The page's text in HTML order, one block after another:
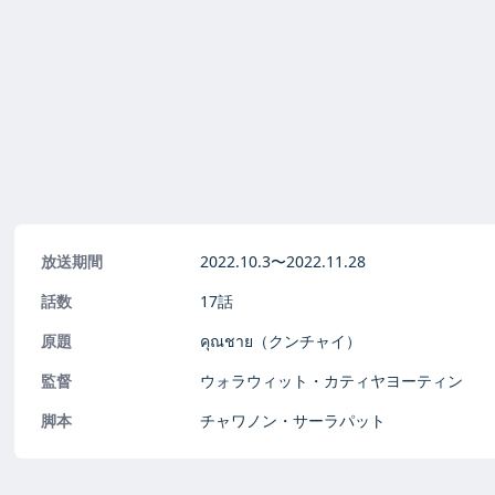
放送期間 2022.10.3〜2022.11.28
話数
17話
原題
คุณชาย（クンチャイ）
監督
ウォラウィット・カティヤヨーティン
脚本
チャワノン・サーラパット